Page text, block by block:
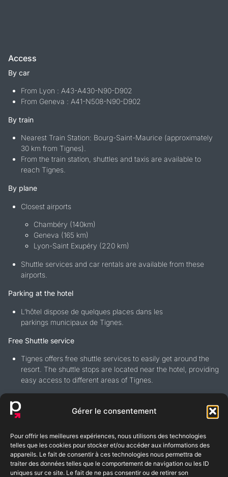
Gérer le consentement
Pour offrir les meilleures expériences, nous utilisons des technologies
telles que les cookies pour stocker et/ou accéder aux informations des
appareils. Le fait de consentir à ces technologies nous permettra de
traiter des données telles que le comportement de navigation ou les ID
uniques sur ce site. Le fait de ne pas consentir ou de retirer son
Access
By car
From Lyon : A43-A430-N90-D902
From Geneva : A41-N508-N90-D902
By train
Nearest Train Station: Bourg-Saint-Maurice (approximately
30 km from Tignes).
From the train station, shuttles and taxis are available to
reach Tignes.
By plane
Closest airports
Chambéry (140km)
Geneva (165 km)
Lyon-Saint Exupéry (220 km)
Shuttle services and car rentals are available from these
airports.
Parking at the hotel
L’hôtel dispose de quelques places dans les
parkings municipaux de Tignes.
Free Shuttle service
Tignes offers free shuttle services to easily get around the
resort. The shuttle stops are located near the hotel, providing
easy access to different areas of Tignes.
BLOGFAQ